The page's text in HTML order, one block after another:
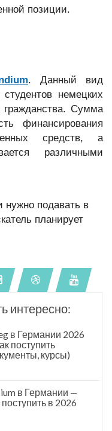
позиции.
. Данный вид
немецких
гражданства. Сумма
финансирования
средств, а
различными
нужно подавать в
планирует
интересно:
в Германии 2026
поступить
курсы)
в Германии —
поступить в 2026